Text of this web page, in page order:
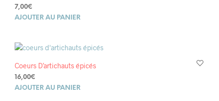
7,00€
AJOUTER AU PANIER
Coeurs D’artichauts épicés
16,00€
AJOUTER AU PANIER